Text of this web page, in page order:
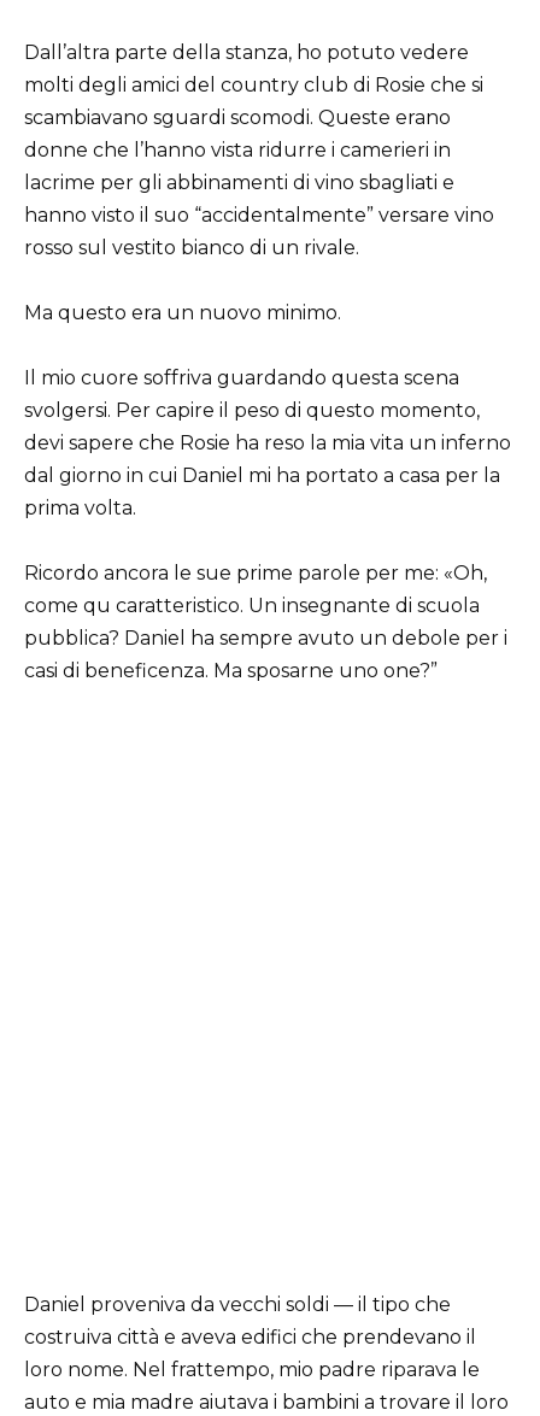
Dall’altra parte della stanza, ho potuto vedere
molti degli amici del country club di Rosie che si
scambiavano sguardi scomodi. Queste erano
donne che l’hanno vista ridurre i camerieri in
lacrime per gli abbinamenti di vino sbagliati e
hanno visto il suo “accidentalmente” versare vino
rosso sul vestito bianco di un rivale.
Ma questo era un nuovo minimo.
Il mio cuore soffriva guardando questa scena
svolgersi. Per capire il peso di questo momento,
devi sapere che Rosie ha reso la mia vita un inferno
dal giorno in cui Daniel mi ha portato a casa per la
prima volta.
Ricordo ancora le sue prime parole per me: «Oh,
come qu caratteristico. Un insegnante di scuola
pubblica? Daniel ha sempre avuto un debole per i
casi di beneficenza. Ma sposarne uno one?”
Daniel proveniva da vecchi soldi — il tipo che
costruiva città e aveva edifici che prendevano il
loro nome. Nel frattempo, mio padre riparava le
auto e mia madre aiutava i bambini a trovare il loro